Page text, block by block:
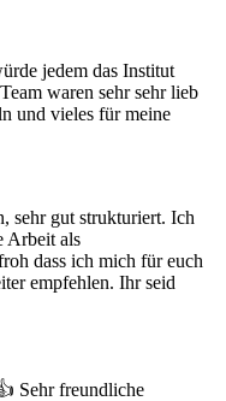
jedem das Institut
waren sehr sehr lieb
und vieles für meine
sehr gut strukturiert. Ich
Arbeit als
dass ich mich für euch
empfehlen. Ihr seid
Sehr freundliche